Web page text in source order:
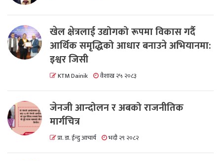
खेल क्षेत्रलाई उद्योगको रूपमा विकास गर्दै
आर्थिक समृद्धिको आधार बनाउने अभियानमा:
इश्वर जिसी
KTM Dainik वैशाख २५ २०८३
जेनजी आन्दोलन र अबको राजनीतिक
मार्गचित्र
प्रा. डा. ईन्दु आचार्य भदौ २९ २०८२